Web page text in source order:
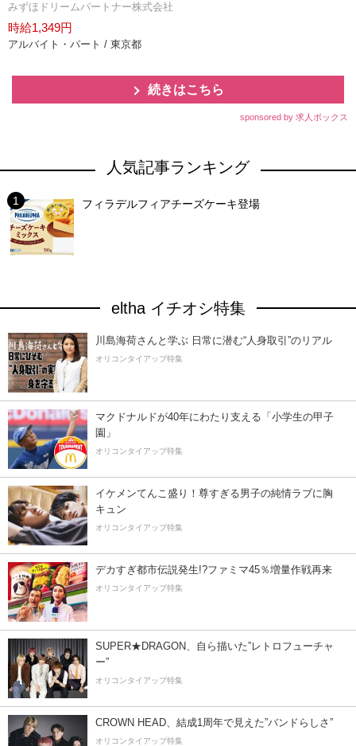
みずほドリームパートナー株式会社
時給1,349円
アルバイト・パート / 東京都
続きはこちら
sponsored by 求人ボックス
人気記事ランキング
フィラデルフィアチーズケーキ登場
eltha イチオシ特集
川島海荷さんと学ぶ 日常に潜む“人身取引”のリアル
オリコンタイアップ特集
マクドナルドが40年にわたり支える「小学生の甲子
園」
オリコンタイアップ特集
イケメンてんこ盛り！尊すぎる男子の純情ラブに胸
キュン
オリコンタイアップ特集
デカすぎ都市伝説発生!?ファミマ45％増量作戦再来
オリコンタイアップ特集
SUPER★DRAGON、自ら描いた”レトロフューチャ
ー”
オリコンタイアップ特集
CROWN HEAD、結成1周年で見えた”バンドらしさ”
オリコンタイアップ特集